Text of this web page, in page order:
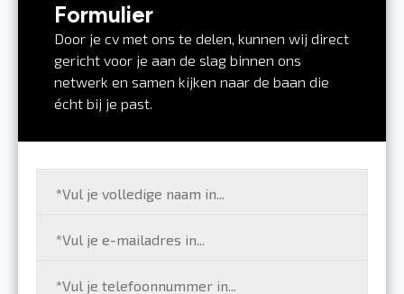
Formulier
Door je cv met ons te delen, kunnen wij direct
gericht voor je aan de slag binnen ons
netwerk en samen kijken naar de baan die
écht bij je past.